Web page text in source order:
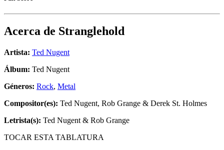
Acerca de Stranglehold
Artista: Ted Nugent
Álbum: Ted Nugent
Géneros: Rock, Metal
Compositor(es): Ted Nugent, Rob Grange & Derek St. Holmes
Letrista(s): Ted Nugent & Rob Grange
TOCAR ESTA TABLATURA